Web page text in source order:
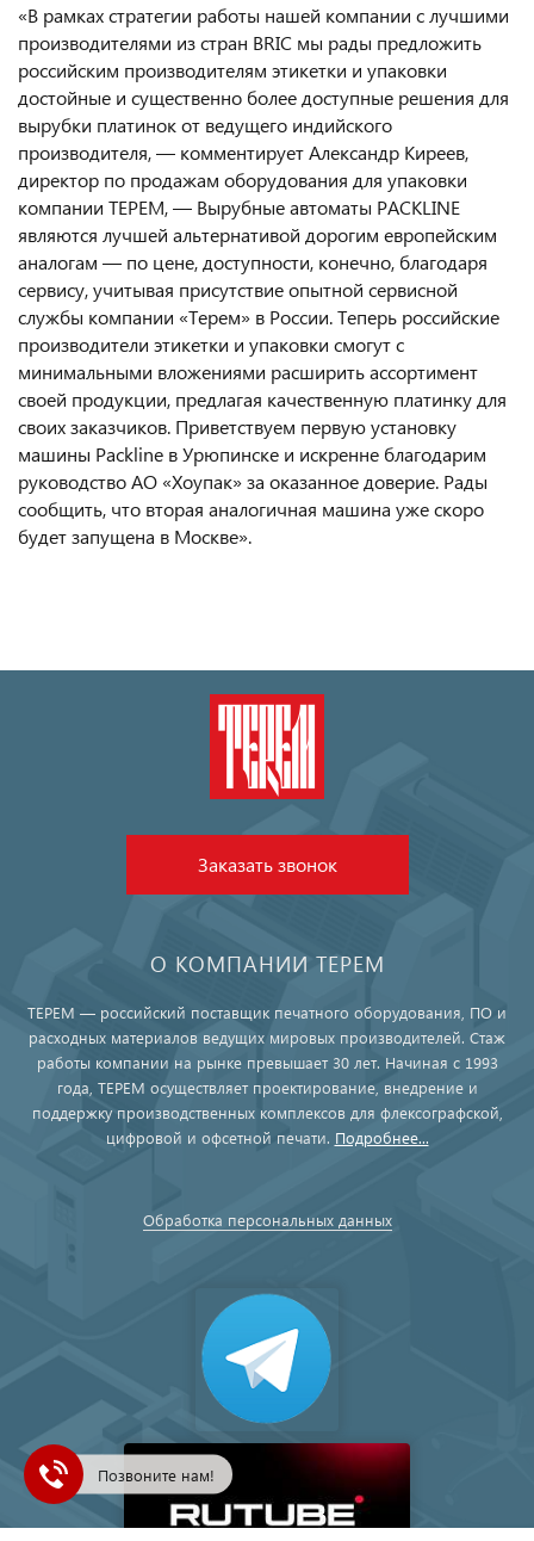
«В рамках стратегии работы нашей компании с лучшими
производителями из стран BRIC мы рады предложить
российским производителям этикетки и упаковки
достойные и существенно более доступные решения для
вырубки платинок от ведущего индийского
производителя, — комментирует Александр Киреев,
директор по продажам оборудования для упаковки
компании ТЕРЕМ, — Вырубные автоматы PACKLINE
являются лучшей альтернативой дорогим европейским
аналогам — по цене, доступности, конечно, благодаря
сервису, учитывая присутствие опытной сервисной
службы компании «Терем» в России. Теперь российские
производители этикетки и упаковки смогут с
минимальными вложениями расширить ассортимент
своей продукции, предлагая качественную платинку для
своих заказчиков. Приветствуем первую установку
машины Packline в Урюпинске и искренне благодарим
руководство АО «Хоупак» за оказанное доверие. Рады
сообщить, что вторая аналогичная машина уже скоро
будет запущена в Москве».
Заказать звонок
О КОМПАНИИ ТЕРЕМ
ТЕРЕМ — российский поставщик печатного оборудования, ПО и
расходных материалов ведущих мировых производителей. Стаж
работы компании на рынке превышает 30 лет. Начиная с 1993
года, ТЕРЕМ осуществляет проектирование, внедрение и
поддержку производственных комплексов для флексографской,
цифровой и офсетной печати. Подробнее...
Обработка персональных данных
Позвоните нам!